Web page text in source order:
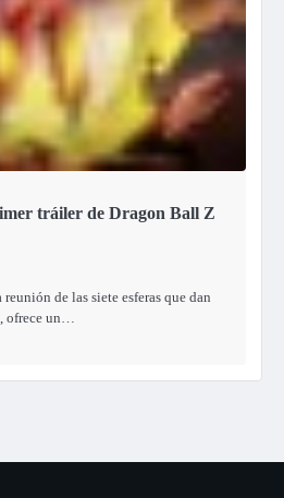
tráiler de Dragon Ball Z
de las siete esferas que dan
ofrece un…